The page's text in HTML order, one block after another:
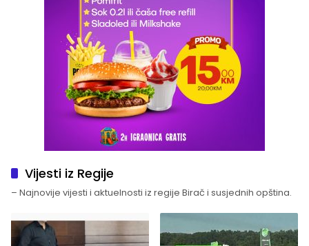
Vijesti iz Regije
– Najnovije vijesti i aktuelnosti iz regije Birač i susjednih opština.